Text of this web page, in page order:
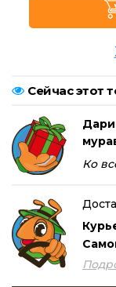
Сейчас этот
Ко